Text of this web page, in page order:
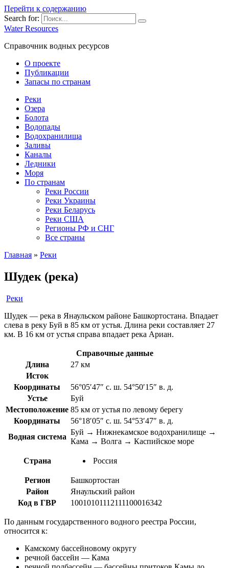
Перейти к содержанию
Search for:
Water Resources
Справочник водных ресурсов
О проекте
Публикации
Запасы по странам
Реки
Озера
Болота
Водопады
Водохранилища
Заливы
Каналы
Ледники
Моря
По странам
Реки России
Реки Украины
Реки Беларусь
Реки США
Регионы РФ и СНГ
Все страны
Главная » Реки
Шудек (река)
Реки
Шудек — река в Янаульском районе Башкортостана. Впадает
слева в реку Буй в 85 км от устья. Длина реки составляет 27
км. В 16 км от устья справа впадает река Ариан.
Справочные данные
Длина
27 км
Исток
Координаты
56°05′47″ с. ш. 54°50′15″ в. д.
Устье
Буй
Местоположение 85 км от устья по левому берегу
Координаты
56°18′05″ с. ш. 54°53′47″ в. д.
Водная система
Буй → Нижнекамское водохранилище →
Кама → Волга → Каспийское море
Страна Россия
Регион
Башкортостан
Район
Янаульский район
Код в ГВР
10010101112111100016342
По данным государственного водного реестра России,
относится к:
Камскому бассейновому округу
речной бассейн — Кама